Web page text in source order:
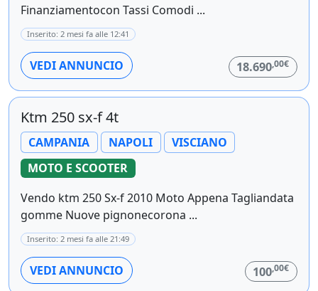
Finanziamentocon Tassi Comodi ...
Inserito: 2 mesi fa alle 12:41
VEDI ANNUNCIO 18.690,00€
Ktm 250 sx-f 4t
CAMPANIA NAPOLI
VISCIANO
MOTO E SCOOTER
Vendo ktm 250 Sx-f 2010 Moto Appena Tagliandata
gomme Nuove pignonecorona ...
Inserito: 2 mesi fa alle 21:49
VEDI ANNUNCIO 100,00€